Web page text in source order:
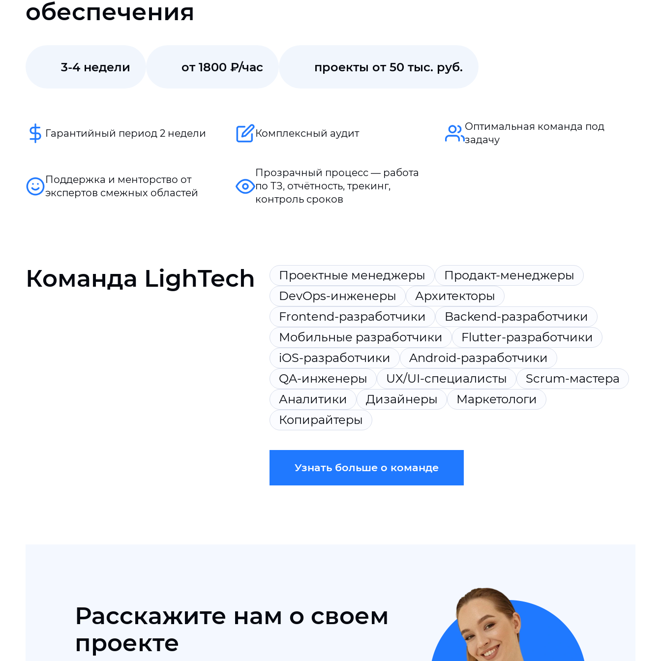
обеспечения
3-4 недели от 1800 ₽/час проекты от 50 тыс. руб.
Гарантийный период 2 недели Комплексный аудит
Оптимальная команда под
задачу
Поддержка и менторство от
экспертов смежных областей
Прозрачный процесс — работа
по ТЗ, отчётность, трекинг,
контроль сроков
Команда LighTech Проектные менеджеры
Продакт-менеджеры
DevOps-инженеры
Архитекторы
Frontend-разработчики
Backend-разработчики
Мобильные разработчики
Flutter-разработчики
iOS-разработчики
Android-разработчики
QA-инженеры
UX/UI-специалисты
Scrum-мастера
Аналитики
Дизайнеры
Маркетологи
Копирайтеры
Узнать больше о команде
Расскажите нам о своем
проекте